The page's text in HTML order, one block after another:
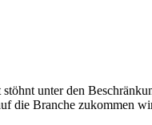
unter den
die Branche zukommen